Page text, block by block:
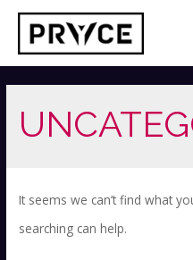
It seems we can’t find what
searching can help.